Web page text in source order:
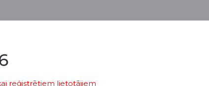
reģistrētiem lietotājiem